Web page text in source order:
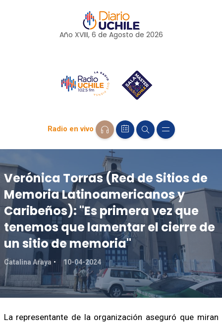
Año XVIII, 6 de Agosto de 2026
Radio en vivo
Verónica Torras (Red de Sitios de
Memoria Latinoamericanos y
Caribeños): "Es primera vez que
tenemos que lamentar el cierre de
un sitio de memoria"
Catalina Araya 10-04-2024
La representante de la organización aseguró que miran